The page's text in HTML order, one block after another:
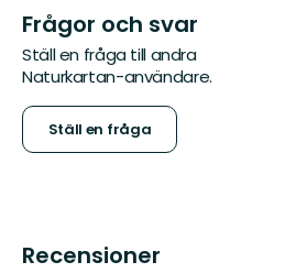
Frågor och svar
Ställ en fråga till andra
Naturkartan-användare.
Ställ en fråga
Recensioner